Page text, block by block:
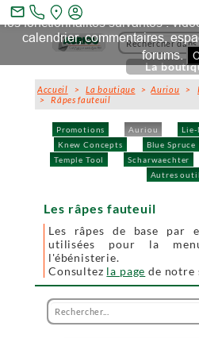
Promotions Auriou Lie-
Knew Concepts
Blue Spruce
Temple Tool
Scharwaechter
Autres
La
Accueil >La boutique >Auriou >
> Râpes fauteuil
Les râpes fauteuil
Les râpes de base par
utilisées pour la
l'ébénisterie.
Consultez la page de notre
mail_outline
Ce site et des sites tiers qu'il
les fonctionnalités suivantes :
calendrier, commentaires,
forums.